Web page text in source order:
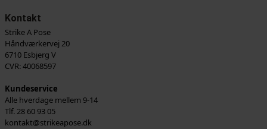
Kontakt
Strike A Pose
Håndværkervej 20
6710 Esbjerg V
CVR: 40068597
Kundeservice
Alle hverdage mellem 9-14
Tlf. 28 60 93 05
kontakt@strikeapose.dk